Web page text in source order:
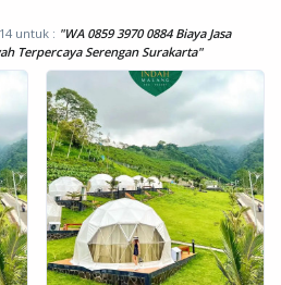
untuk : "WA 0859 3970 0884 Biaya Jasa
Terpercaya Serengan Surakarta"